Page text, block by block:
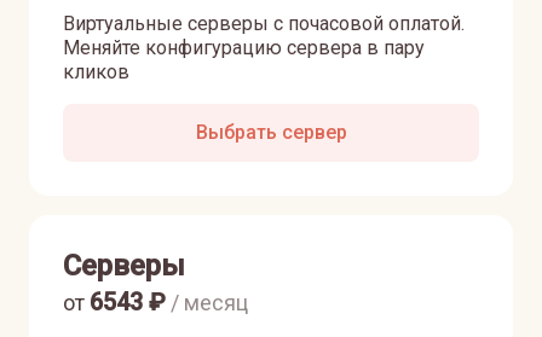
Виртуальные серверы с почасовой оплатой.
Меняйте конфигурацию сервера в пару
кликов
Выбрать сервер
Серверы
от 6543 ₽ / месяц